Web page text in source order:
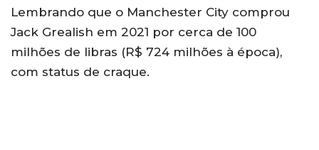
Lembrando que o Manchester City comprou
Jack Grealish em 2021 por cerca de 100
milhões de libras (R$ 724 milhões à época),
com status de craque.